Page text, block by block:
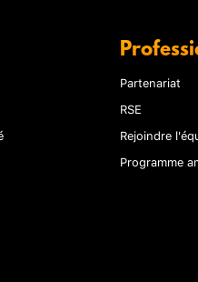
Partenariat
RSE
Rejoindre
Programme